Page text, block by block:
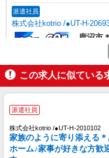
派遣社員
株式会社kotrio /●UT-H-
鹿沼市
時給
通費全
鹿沼
アルバイト パート 派遣社員
日研トータルソーシング株
この求人に似ている
派遣社員
株式会社kotrio /●UT-H-2010102
家族のように寄り添える
ホーム♪家事が好きな方歓